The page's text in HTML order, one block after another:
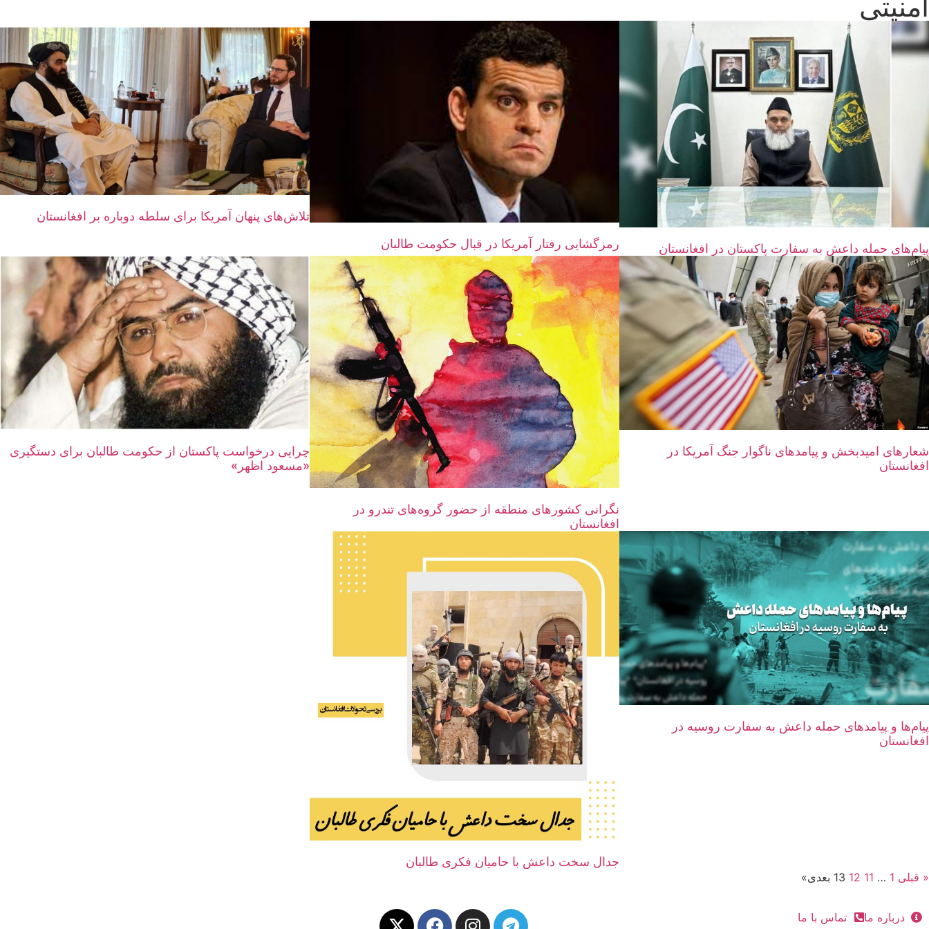
پیام‌های حمله داعش به سفارت پاکستان در افغانستان رمزگشایی رفتار آمریکا در قبال حکومت طالبان
تلاش‌های پنهان آمریکا برای سلطه دوباره بر افغانستان
شعارهای امیدبخش و پیامدهای ناگوار جنگ آمریکا در
افغانستان
نگرانی‌ کشورهای منطقه از حضور گروه‌های تندرو در
افغانستان
چرایی درخواست پاکستان از حکومت طالبان برای دستگیری
«مسعود اظهر»
پیام‌ها و پیامدهای حمله داعش به سفارت روسیه در
افغانستان
جدال سخت داعش با حامیان فکری طالبان
« قبلی 1
…
11
12
13 بعدی»
درباره ما تماس با ما